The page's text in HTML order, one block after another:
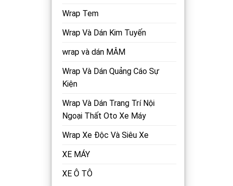
Wrap Tem
Wrap Và Dán Kim Tuyến
wrap và dán MÂM
Wrap Và Dán Quảng Cáo Sự
Kiện
Wrap Và Dán Trang Trí Nội
Ngoại Thất Oto Xe Máy
Wrap Xe Độc Và Siêu Xe
XE MÁY
XE Ô TÔ